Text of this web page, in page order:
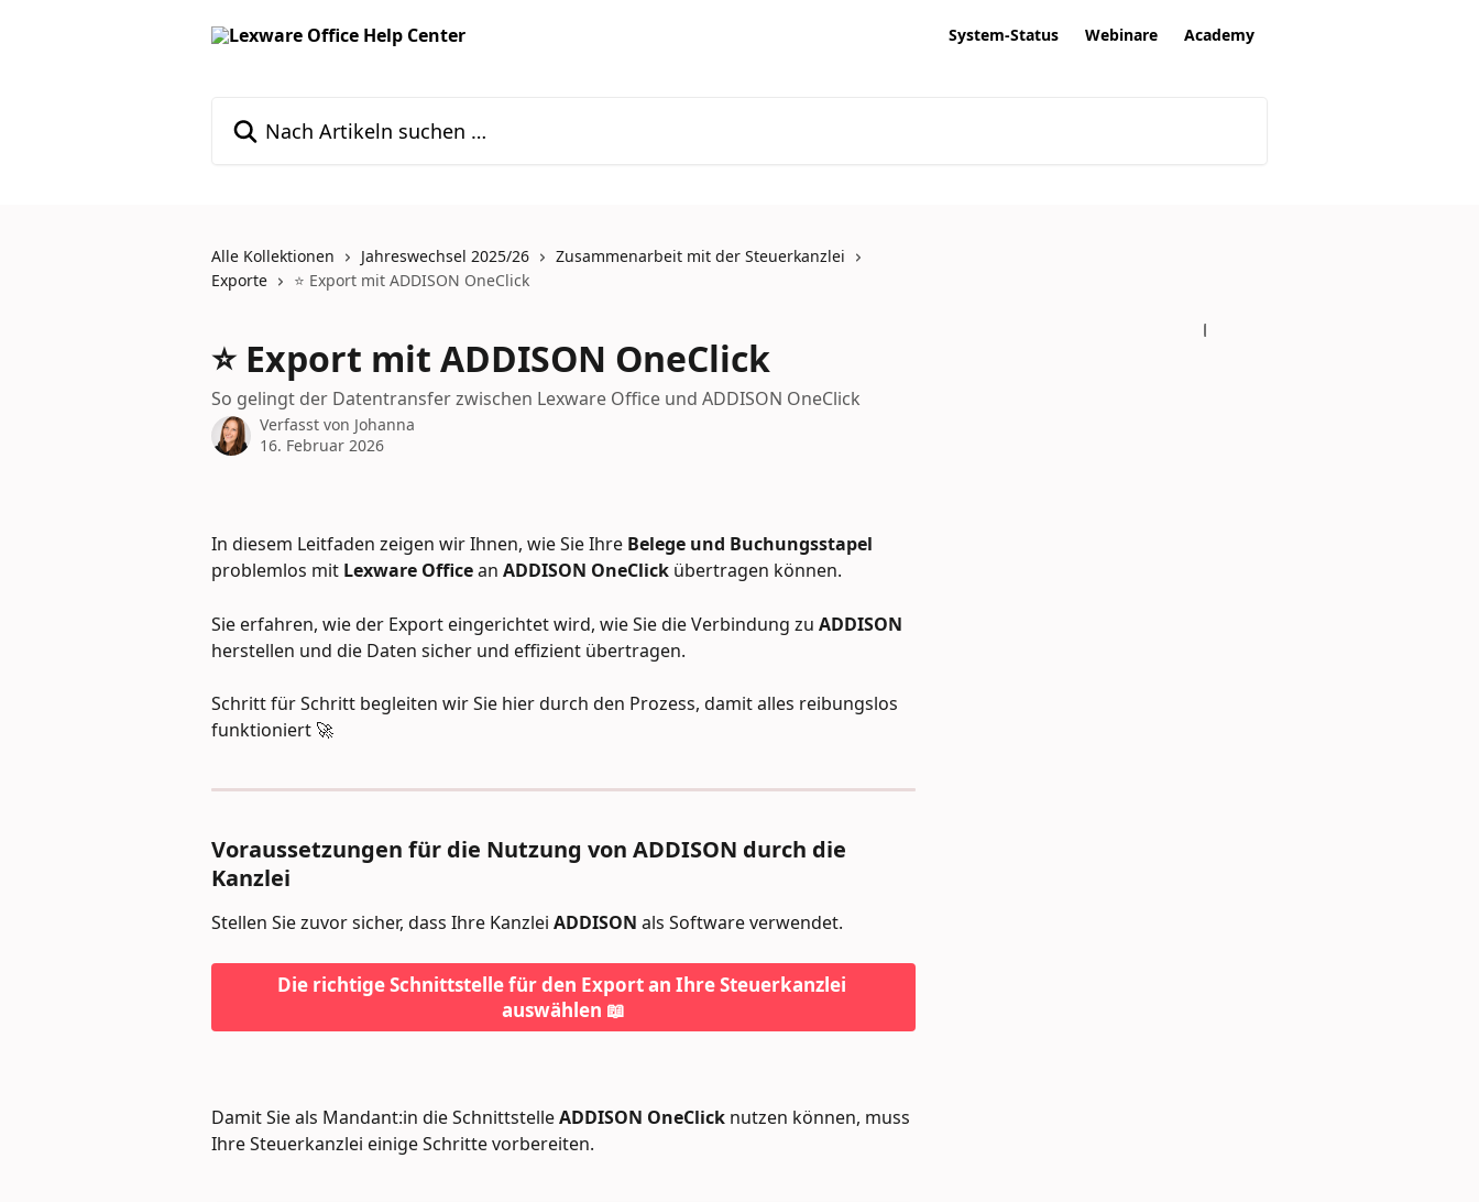
System-Status Webinare Academy
Alle Kollektionen Jahreswechsel 2025/26
Zusammenarbeit mit der Steuerkanzlei
Exporte
⭐ Export mit ADDISON OneClick
⭐ Export mit ADDISON OneClick
So gelingt der Datentransfer zwischen Lexware Office und ADDISON OneClick
Verfasst von Johanna
16. Februar 2026
In diesem Leitfaden zeigen wir Ihnen, wie Sie Ihre Belege und Buchungsstapel
problemlos mit Lexware Office an ADDISON OneClick übertragen können.
Sie erfahren, wie der Export eingerichtet wird, wie Sie die Verbindung zu ADDISON
herstellen und die Daten sicher und effizient übertragen.
Schritt für Schritt begleiten wir Sie hier durch den Prozess, damit alles reibungslos
funktioniert 🚀
Voraussetzungen für die Nutzung von ADDISON durch die
Kanzlei
Stellen Sie zuvor sicher, dass Ihre Kanzlei ADDISON als Software verwendet.
Die richtige Schnittstelle für den Export an Ihre Steuerkanzlei
auswählen 📖
Damit Sie als Mandant:in die Schnittstelle ADDISON OneClick nutzen können, muss
Ihre Steuerkanzlei einige Schritte vorbereiten.